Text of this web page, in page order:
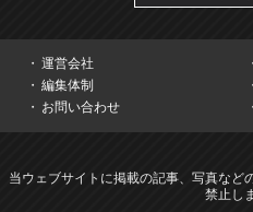
運営会社
編集体制
お問い合わせ
当ウェブサイトに掲載の記事、写真など
禁止し